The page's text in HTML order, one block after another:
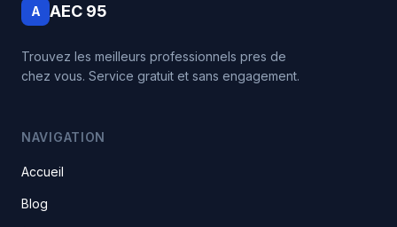
A AEC 95
Trouvez les meilleurs professionnels pres de
chez vous. Service gratuit et sans engagement.
NAVIGATION
Accueil
Blog